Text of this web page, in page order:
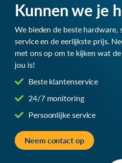
Kunnen we je
We bieden de beste hardware,
service en de eerlijkste prijs.
met ons op om te kijken wat
jou is!
Beste klantenservice
24/7 monitoring
Persoonlijke service
Neem contact op